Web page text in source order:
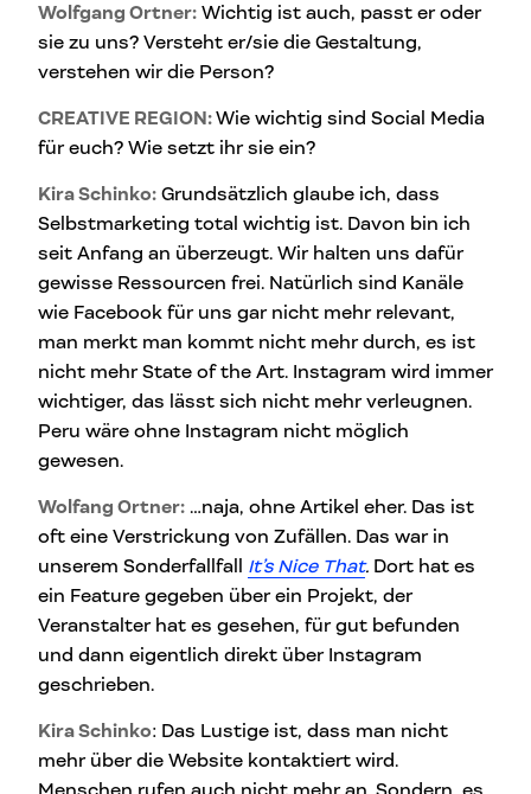
Wolfgang Ortner: Wichtig ist auch, passt er oder
sie zu uns? Versteht er/sie die Gestaltung,
verstehen wir die Person?
CREATIVE REGION:Wie wichtig sind Social Media
für euch? Wie setzt ihr sie ein?
Kira Schinko: Grundsätzlich glaube ich, dass
Selbstmarketing total wichtig ist. Davon bin ich
seit Anfang an überzeugt. Wir halten uns dafür
gewisse Ressourcen frei. Natürlich sind Kanäle
wie Facebook für uns gar nicht mehr relevant,
man merkt man kommt nicht mehr durch, es ist
nicht mehr State of the Art. Instagram wird immer
wichtiger, das lässt sich nicht mehr verleugnen.
Peru wäre ohne Instagram nicht möglich
gewesen.
Wolfang Ortner: …naja, ohne Artikel eher. Das ist
oft eine Verstrickung von Zufällen. Das war in
unserem Sonderfallfall It’s Nice That. Dort hat es
ein Feature gegeben über ein Projekt, der
Veranstalter hat es gesehen, für gut befunden
und dann eigentlich direkt über Instagram
geschrieben.
Kira Schinko: Das Lustige ist, dass man nicht
mehr über die Website kontaktiert wird.